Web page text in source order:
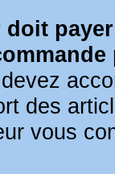
doit
des
vous